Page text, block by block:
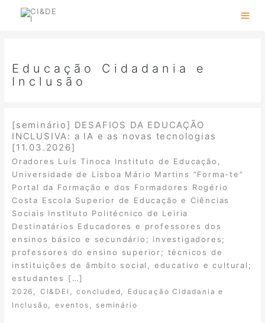
Educação Cidadania e
Inclusão
[seminário] DESAFIOS DA EDUCAÇÃO
INCLUSIVA: a IA e as novas tecnologias
[11.03.2026]
Oradores Luís Tinoca Instituto de Educação,
Universidade de Lisboa Mário Martins “Forma-te”
Portal da Formação e dos Formadores Rogério
Costa Escola Superior de Educação e Ciências
Sociais Instituto Politécnico de Leiria
Destinatários Educadores e professores dos
ensinos básico e secundário; investigadores;
professores do ensino superior; técnicos de
instituições de âmbito social, educativo e cultural;
estudantes […]
2026 CI&DEI ,concluded
Educação Cidadania e
Inclusão
,eventos seminário